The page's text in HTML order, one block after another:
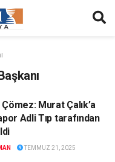
Murat Çalık’a
Adli Tıp tarafından
TEMMUZ 21, 2025